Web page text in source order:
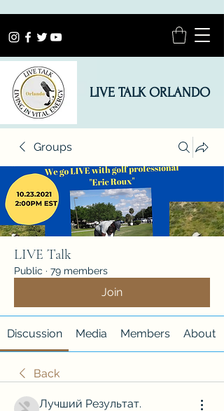
LIVE TALK ORLANDO
Groups
LIVE Talk
Public · 79 members
Join
Discussion Media Members About
Back
Лучший Результат.